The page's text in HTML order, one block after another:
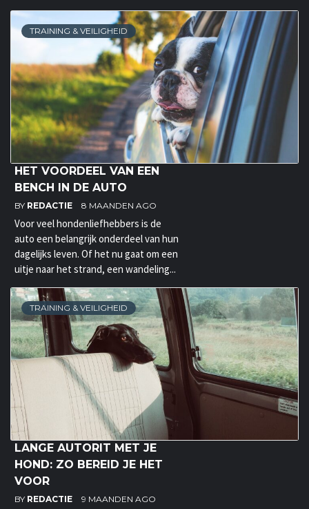
TRAINING & VEILIGHEID
HET VOORDEEL VAN EEN
BENCH IN DE AUTO
BY REDACTIE 8 MAANDEN AGO
Voor veel hondenliefhebbers is de
auto een belangrijk onderdeel van hun
dagelijks leven. Of het nu gaat om een
uitje naar het strand, een wandeling...
TRAINING & VEILIGHEID
LANGE AUTORIT MET JE
HOND: ZO BEREID JE HET
VOOR
BY REDACTIE 9 MAANDEN AGO